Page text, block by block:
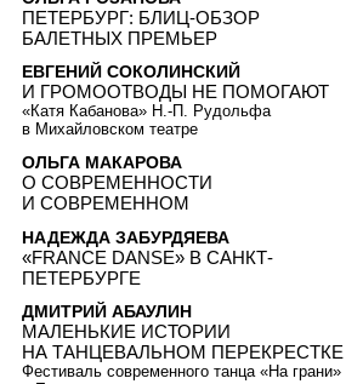
ПЕТЕРБУРГ: БЛИЦ-ОБЗОР
БАЛЕТНЫХ ПРЕМЬЕР
ЕВГЕНИЙ СОКОЛИНСКИЙ
И ГРОМООТВОДЫ НЕ ПОМОГАЮТ
«Катя Кабанова» Н.-П. Рудольфа
в Михайловском театре
ОЛЬГА МАКАРОВА
О СОВРЕМЕННОСТИ
И СОВРЕМЕННОМ
НАДЕЖДА ЗАБУРДЯЕВА
«FRANCE DANSE» В САНКТ-
ПЕТЕРБУРГЕ
ДМИТРИЙ АБАУЛИН
МАЛЕНЬКИЕ ИСТОРИИ
НА ТАНЦЕВАЛЬНОМ ПЕРЕКРЕСТКЕ
Фестиваль современного танца «На грани»